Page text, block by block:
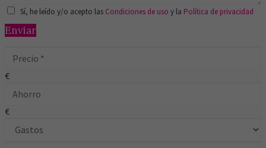
Sí, he leído y/o acepto las Condiciones de uso y la Política de privacidad
Enviar
€
€